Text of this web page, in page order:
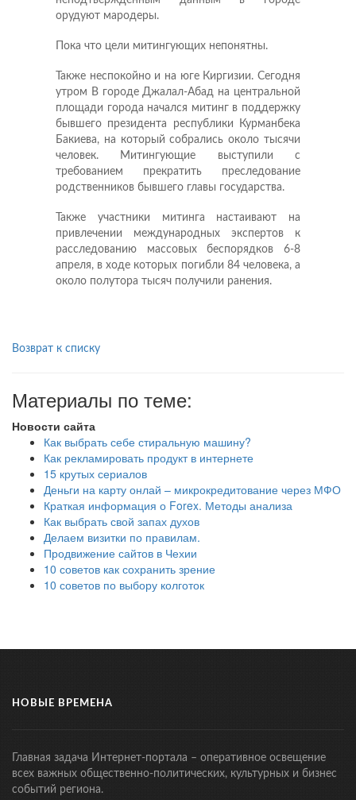
орудуют мародеры.
Пока что цели митингующих непонятны.
Также неспокойно и на юге Киргизии. Сегодня
утром В городе Джалал-Абад на центральной
площади города начался митинг в поддержку
бывшего президента республики Курманбека
Бакиева, на который собрались около тысячи
человек. Митингующие выступили с
требованием прекратить преследование
родственников бывшего главы государства.
Также участники митинга настаивают на
привлечении международных экспертов к
расследованию массовых беспорядков 6-8
апреля, в ходе которых погибли 84 человека, а
около полутора тысяч получили ранения.
Возврат к списку
Материалы по теме:
Новости сайта
Как выбрать себе стиральную машину?
Как рекламировать продукт в интернете
15 крутых сериалов
Деньги на карту онлай – микрокредитование через МФО
Краткая информация о Forex. Методы анализа
Как выбрать свой запах духов
Делаем визитки по правилам.
Продвижение сайтов в Чехии
10 советов как сохранить зрение
10 советов по выбору колготок
НОВЫЕ ВРЕМЕНА
Главная задача Интернет-портала – оперативное освещение
всех важных общественно-политических, культурных и бизнес
событий региона.